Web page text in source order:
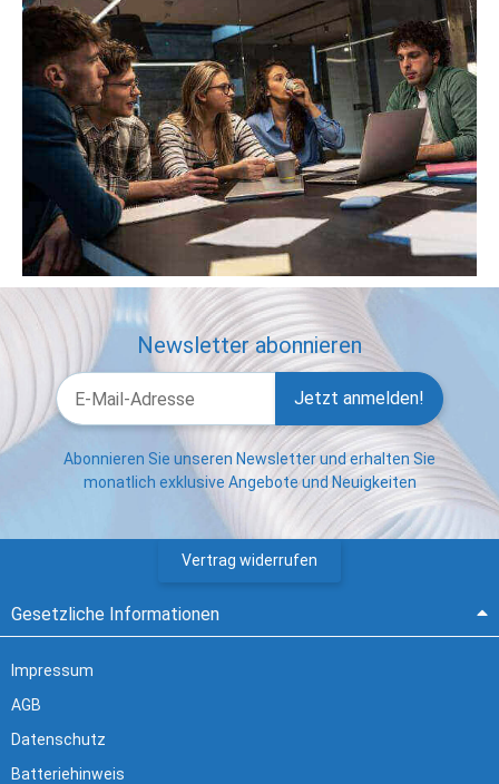
Newsletter abonnieren
Jetzt anmelden!
Abonnieren Sie unseren Newsletter und erhalten Sie
monatlich exklusive Angebote und Neuigkeiten
Vertrag widerrufen
Gesetzliche Informationen
Impressum
AGB
Datenschutz
Batteriehinweis